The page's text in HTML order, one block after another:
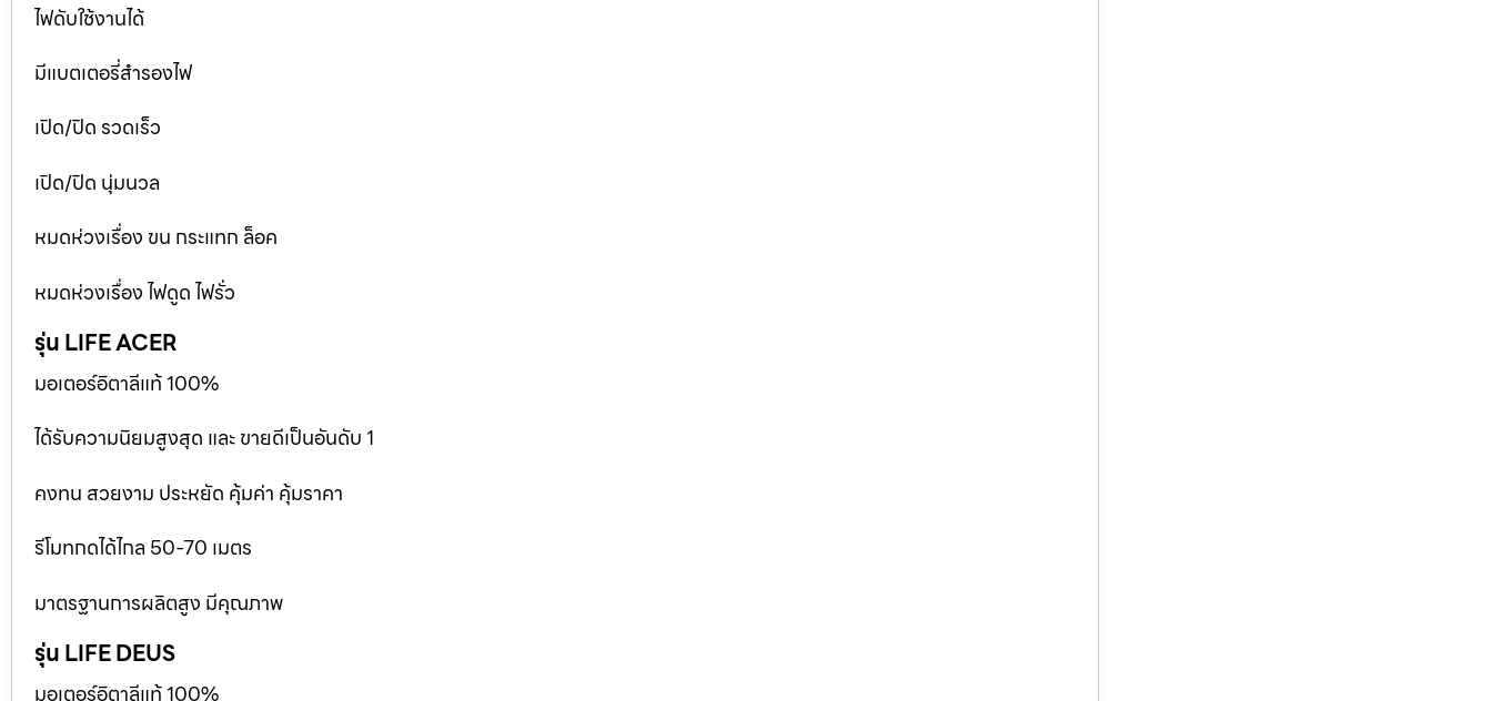
ไฟดับใช้งานได้
มีแบตเตอรี่สำรองไฟ
เปิด/ปิด รวดเร็ว
เปิด/ปิด นุ่มนวล
หมดห่วงเรื่อง ขน กระแทก ล็อค
หมดห่วงเรื่อง ไฟดูด ไฟรั่ว
รุ่น LIFE ACER
มอเตอร์อิตาลีแท้ 100%
ได้รับความนิยมสูงสุด และ ขายดีเป็นอันดับ 1
คงทน สวยงาม ประหยัด คุ้มค่า คุ้มราคา
รีโมทกดได้ไกล 50-70 เมตร
มาตรฐานการผลิตสูง มีคุณภาพ
รุ่น LIFE DEUS
มอเตอร์อิตาลีแท้ 100%